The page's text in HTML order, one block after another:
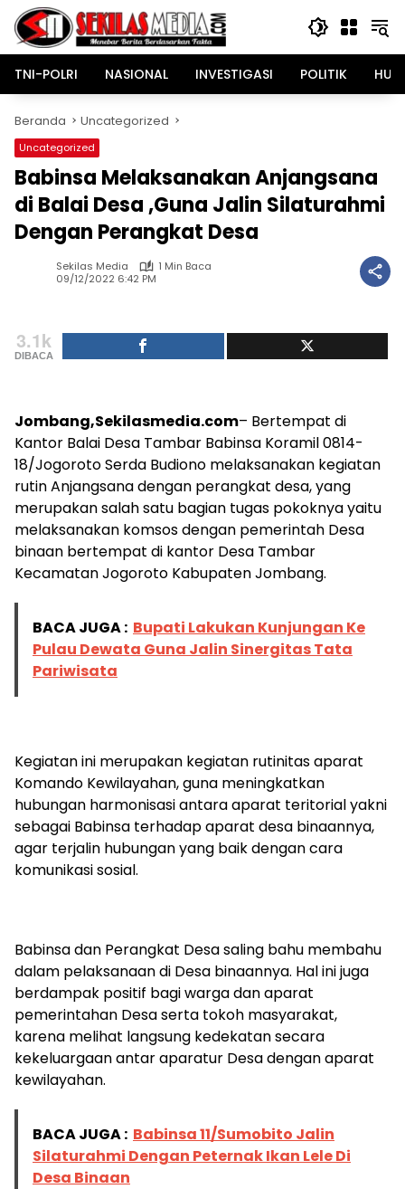
Langsung
konten
TNI-POLRI
NASIONAL INVESTIGASI POLITIK
Beranda Uncategorized
Uncategorized
Babinsa Melaksanakan Anjangsana
di Balai Desa ,Guna Jalin Silaturahmi
Dengan Perangkat Desa
Sekilas Media
1 Min Baca
09/12/2022 6:42 PM
3.1k
DIBACA
Jombang,Sekilasmedia.com– Bertempat di
Kantor Balai Desa Tambar Babinsa Koramil 0814-
18/Jogoroto Serda Budiono melaksanakan kegiatan
rutin Anjangsana dengan perangkat desa, yang
merupakan salah satu bagian tugas pokoknya yaitu
melaksanakan komsos dengan pemerintah Desa
binaan bertempat di kantor Desa Tambar
Kecamatan Jogoroto Kabupaten Jombang.
BACA JUGA : Bupati Lakukan Kunjungan Ke
Pulau Dewata Guna Jalin Sinergitas Tata
Pariwisata
Kegiatan ini merupakan kegiatan rutinitas aparat
Komando Kewilayahan, guna meningkatkan
hubungan harmonisasi antara aparat teritorial yakni
sebagai Babinsa terhadap aparat desa binaannya,
agar terjalin hubungan yang baik dengan cara
komunikasi sosial.
Babinsa dan Perangkat Desa saling bahu membahu
dalam pelaksanaan di Desa binaannya. Hal ini juga
berdampak positif bagi warga dan aparat
pemerintahan Desa serta tokoh masyarakat,
karena melihat langsung kedekatan secara
kekeluargaan antar aparatur Desa dengan aparat
kewilayahan.
BACA JUGA : Babinsa 11/Sumobito Jalin
Silaturahmi Dengan Peternak Ikan Lele Di
Desa Binaan